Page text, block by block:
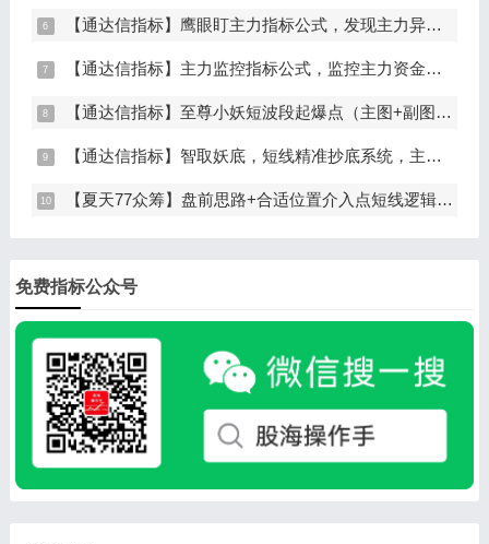
【通达信指标】鹰眼盯主力指标公式，发现主力异动资金（副图+选股）
【通达信指标】主力监控指标公式，监控主力资金和筹码异动（副图+选股）
【通达信指标】至尊小妖短波段起爆点（主图+副图+选股）
【通达信指标】智取妖底，短线精准抄底系统，主做未来上涨大波段
【夏天77众筹】盘前思路+合适位置介入点短线逻辑分享
免费指标公众号